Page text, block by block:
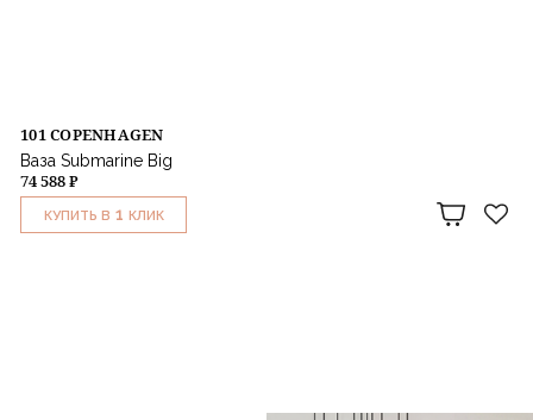
101 COPENHAGEN
Ваза Submarine Big
74 588 ₽
КУПИТЬ В 1 КЛИК